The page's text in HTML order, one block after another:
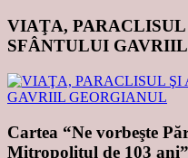
VIAŢA,
SFÂNTULUI
Cartea “Ne vorbeşte
Mitropolitul de 103 ani”